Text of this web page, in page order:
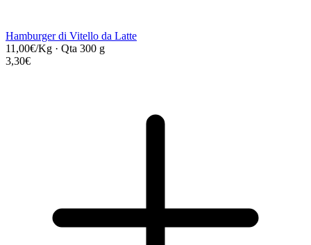
Hamburger di Vitello da Latte
11,00€/Kg · Qta 300 g
3,30€